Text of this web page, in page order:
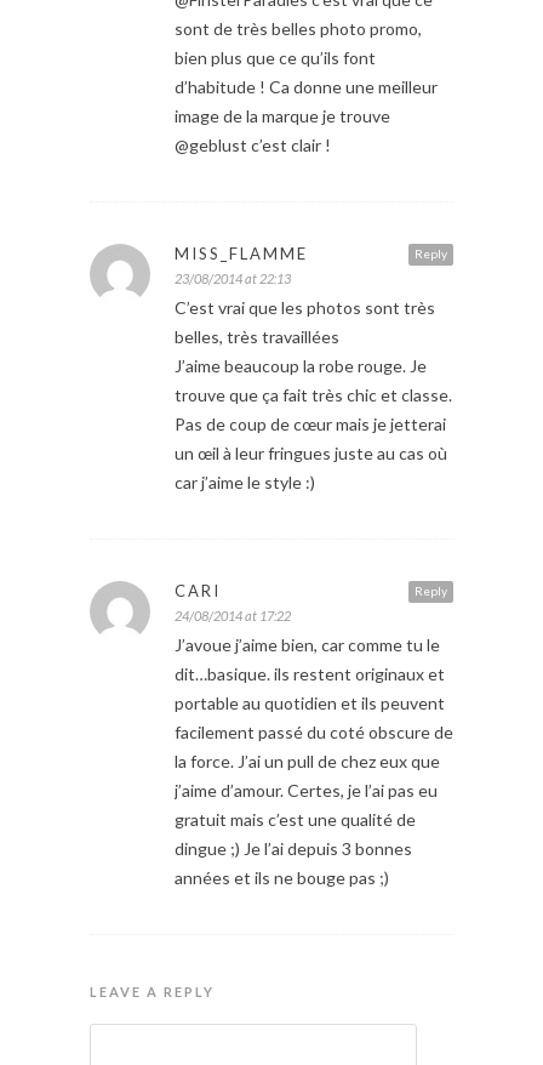
sont de très belles photo promo,
bien plus que ce qu’ils font
d’habitude ! Ca donne une meilleur
image de la marque je trouve
@geblust c’est clair !
Reply
MISS_FLAMME
23/08/2014 at 22:13
C’est vrai que les photos sont très
belles, très travaillées
J’aime beaucoup la robe rouge. Je
trouve que ça fait très chic et classe.
Pas de coup de cœur mais je jetterai
un œil à leur fringues juste au cas où
car j’aime le style :)
Reply
CARI
24/08/2014 at 17:22
J’avoue j’aime bien, car comme tu le
dit…basique. ils restent originaux et
portable au quotidien et ils peuvent
facilement passé du coté obscure de
la force. J’ai un pull de chez eux que
j’aime d’amour. Certes, je l’ai pas eu
gratuit mais c’est une qualité de
dingue ;) Je l’ai depuis 3 bonnes
années et ils ne bouge pas ;)
LEAVE A REPLY